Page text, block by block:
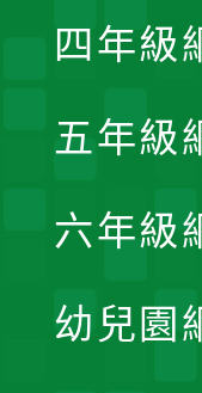
四年級
五年級
六年級
幼兒園